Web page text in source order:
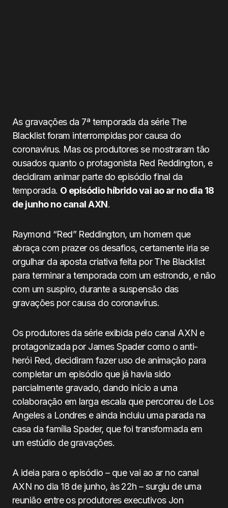
As gravações da 7ª temporada da série The
Blacklist foram interrompidas por causa do
coronavirus. Mas os produtores se mostraram tão
ousados quanto o protagonista Red Reddington, e
decidiram animar parte do episódio final da
temporada. O episódio híbrido vai ao ar no dia 18
de junho no canal AXN.
Raymond “Red” Reddington, um homem que
abraça com prazer os desafios, certamente iria se
orgulhar da aposta criativa feita por The Blacklist
para terminar a temporada com um estrondo, e não
com um suspiro, durante a suspensão das
gravações por causa do coronavírus.
Os produtores da série exibida pelo canal AXN e
protagonizada por James Spader como o anti-
herói Red, decidiram fazer uso de animação para
completar um episódio que já havia sido
parcialmente gravado, dando início a uma
colaboração em larga escala que percorreu de Los
Angeles a Londres e ainda incluiu uma parada na
casa da família Spader, que foi transformada em
um estúdio de gravações.
A ideia para o episódio – que vai ao ar no canal
AXN no dia 18 de junho, às 22h – surgiu de uma
reunião entre os produtores executivos Jon